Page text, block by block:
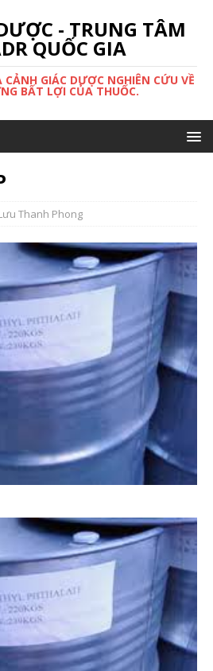
- TRUNG TÂM
QUỐC GIA
GIÁC DƯỢC NGHIÊN CỨU VỀ
BẤT LỢI CỦA THUỐC.
Thanh Phong